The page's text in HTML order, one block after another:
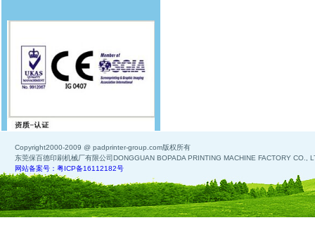
Copyright2000-2009 @ padprinter-group.com版权所有
东莞保百德印刷机械厂有限公司DONGGUAN BOPADA PRINTING MACHINE FACTORY CO.,
网站备案号：粤ICP备16112182号